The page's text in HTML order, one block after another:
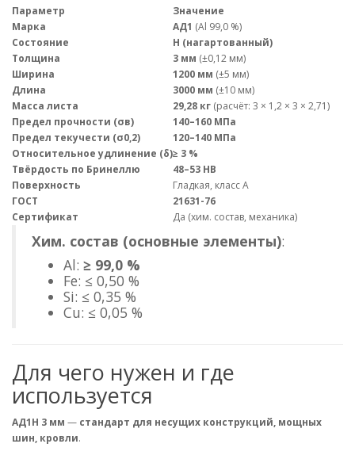
Параметр
Значение
Марка
АД1 (Al 99,0 %)
Состояние
Н (нагартованный)
Толщина
3 мм (±0,12 мм)
Ширина
1200 мм (±5 мм)
Длина
3000 мм (±10 мм)
Масса листа
29,28 кг (расчёт: 3 × 1,2 × 3 × 2,71)
Предел прочности (σв)
140–160 МПа
Предел текучести (σ0,2)
120–140 МПа
Относительное удлинение (δ)≥ 3 %
Твёрдость по Бринеллю
48–53 HB
Поверхность
Гладкая, класс А
ГОСТ
21631-76
Сертификат
Да (хим. состав, механика)
Хим. состав (основные элементы):
Al: ≥ 99,0 %
Fe: ≤ 0,50 %
Si: ≤ 0,35 %
Cu: ≤ 0,05 %
Для чего нужен и где
используется
АД1Н 3 мм — стандарт для несущих конструкций, мощных
шин, кровли.